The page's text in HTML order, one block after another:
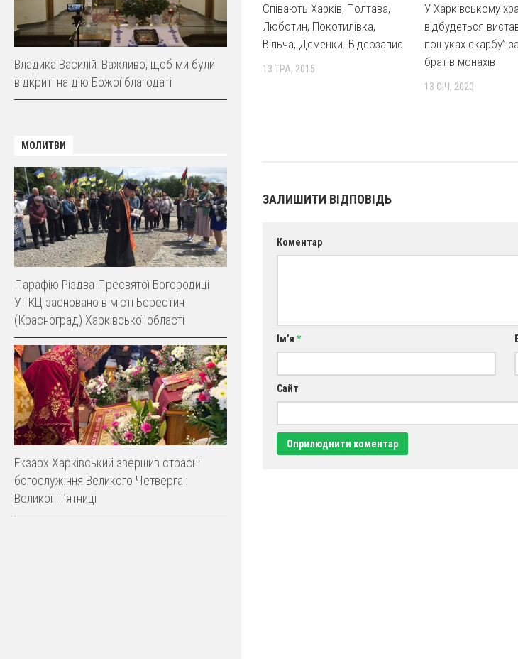
Співають Харків, Полтава,
Люботин, Покотилівка,
Вільча, Деменки. Відеозапис
13 ТРА, 2015
У Харківському
відбудеться
пошуках скарбу”
братів монахів
13 СІЧ, 2020
ЗАЛИШИТИ ВІДПОВІДЬ
Коментар
Ім’я *
Сайт
Владика Василій: Важливо, щоб ми були
відкриті на дію Божої благодаті
МОЛИТВИ
Парафію Різдва Пресвятої Богородиці
УГКЦ засновано в місті Берестин
(Красноград) Харківської області
Екзарх Харківський звершив страсні
богослужіння Великого Четверга і
Великої Пʼятниці